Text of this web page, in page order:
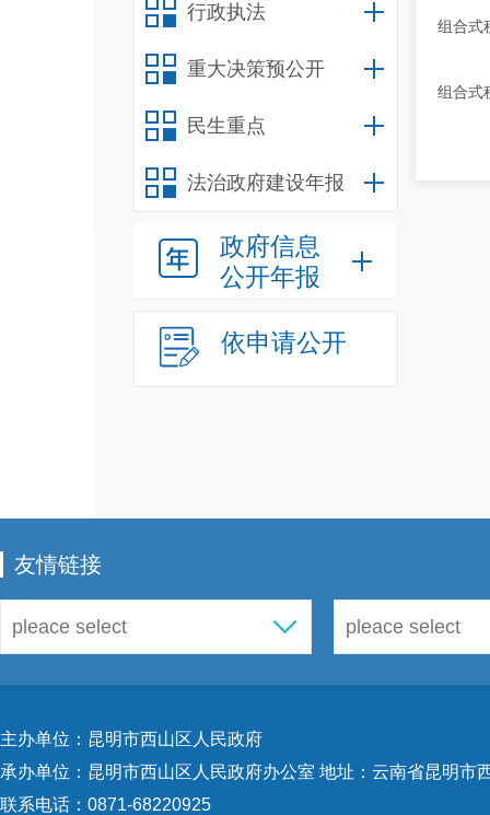
行政执法
重大决策预公开
民生重点
法治政府建设年报
政府信息
公开年报
依申请公开
组合式
组合式
友情链接
主办单位：昆明市西山区人民政府
承办单位：昆明市西山区人民政府办公室 地址：云南省昆明市
联系电话：0871-68220925